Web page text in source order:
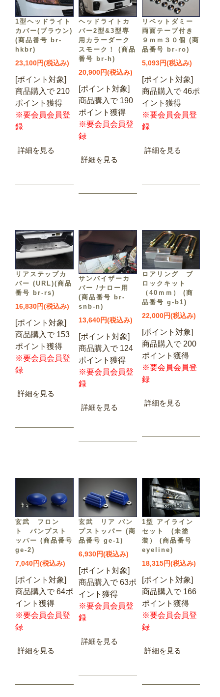
1型ヘッドライト
カバー(ブラウン)
(商品番号 br-
hkbr)
23,100円(税込み)
[ポイント対象]
商品購入で 210
ポイント獲得
※要会員会員登
録
詳細を見る
ヘッドライトカ
バー2型&3型専
用カラーダーク
スモーク！ (商品
番号 br-h)
20,900円(税込み)
[ポイント対象]
商品購入で 190
ポイント獲得
※要会員会員登
録
詳細を見る
リベットダミー
両面テープ付き
９ｍｍ３０個 (商
品番号 br-ro)
5,093円(税込み)
[ポイント対象]
商品購入で 46ポ
イント獲得
※要会員会員登
録
詳細を見る
リアステップカ
バー (URL)(商品
番号 br-rs)
16,830円(税込み)
[ポイント対象]
商品購入で 153
ポイント獲得
※要会員会員登
録
詳細を見る
サンバイザーカ
バー /ナロー用
(商品番号 br-
snb-n)
13,640円(税込み)
[ポイント対象]
商品購入で 124
ポイント獲得
※要会員会員登
録
詳細を見る
ロアリング ブ
ロックキット
（40ｍｍ） (商
品番号 g-b1)
22,000円(税込み)
[ポイント対象]
商品購入で 200
ポイント獲得
※要会員会員登
録
詳細を見る
玄武 フロン
ト バンプスト
ッパー (商品番号
ge-2)
7,040円(税込み)
[ポイント対象]
商品購入で 64ポ
イント獲得
※要会員会員登
録
詳細を見る
玄武 リア バン
プストッパー (商
品番号 ge-1)
6,930円(税込み)
[ポイント対象]
商品購入で 63ポ
イント獲得
※要会員会員登
録
詳細を見る
1型 アイライン
セット (未塗
装） (商品番号
eyeline)
18,315円(税込み)
[ポイント対象]
商品購入で 166
ポイント獲得
※要会員会員登
録
詳細を見る